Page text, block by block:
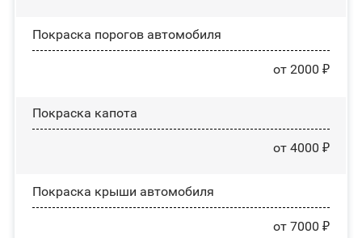
Покраска порогов автомобиля
от 2000 ₽
Покраска капота
от 4000 ₽
Покраска крыши автомобиля
от 7000 ₽